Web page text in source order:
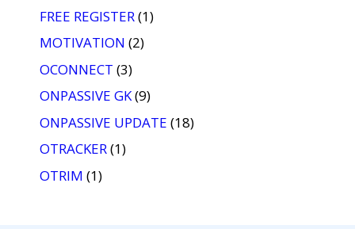
FREE REGISTER(1)
MOTIVATION (2)
OCONNECT (3)
ONPASSIVE GK(9)
ONPASSIVE UPDATE (18)
OTRACKER(1)
OTRIM (1)